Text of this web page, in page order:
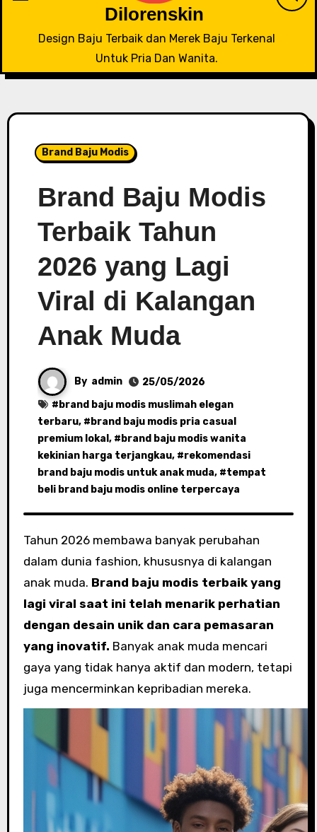
Dilorenskin
Design Baju Terbaik dan Merek Baju Terkenal
Untuk Pria Dan Wanita.
Brand Baju Modis
Brand Baju Modis
Terbaik Tahun
2026 yang Lagi
Viral di Kalangan
Anak Muda
By admin
25/05/2026
# brand baju modis muslimah elegan
terbaru, # brand baju modis pria casual
premium lokal , # brand baju modis wanita
kekinian harga terjangkau, #rekomendasi
brand baju modis untuk anak muda, #tempat
beli brand baju modis online terpercaya
Tahun 2026 membawa banyak perubahan
dalam dunia fashion, khususnya di kalangan
anak muda. Brand baju modis terbaik yang
lagi viral saat ini telah menarik perhatian
dengan desain unik dan cara pemasaran
yang inovatif. Banyak anak muda mencari
gaya yang tidak hanya aktif dan modern, tetapi
juga mencerminkan kepribadian mereka.